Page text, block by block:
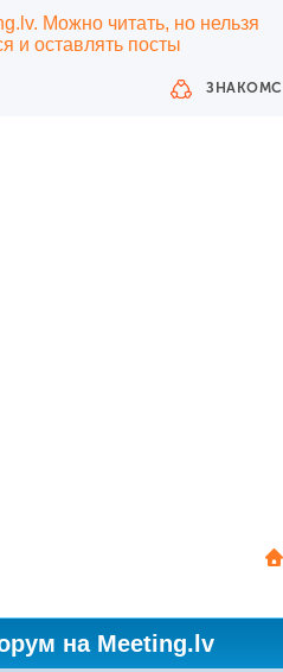
Можно читать, но нельзя
и оставлять посты
на Meeting.lv